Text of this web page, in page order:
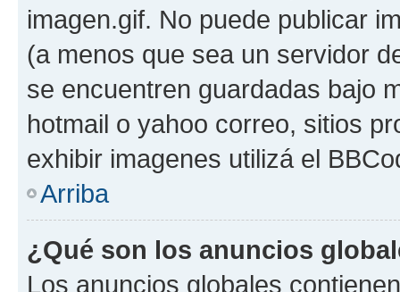
imagen.gif. No puede publicar
(a menos que sea un servidor
se encuentren guardadas bajo
hotmail o yahoo correo, sitios
exhibir imagenes utilizá el
Arriba
¿Qué son los anuncios
Los anuncios globales